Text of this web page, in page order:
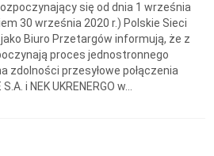
się od dnia 1 września
30 września 2020 r.) Polskie Sieci
Biuro Przetargów informują, że z
proces jednostronnego
zdolności przesyłowe połączenia
i NEK UKRENERGO w...